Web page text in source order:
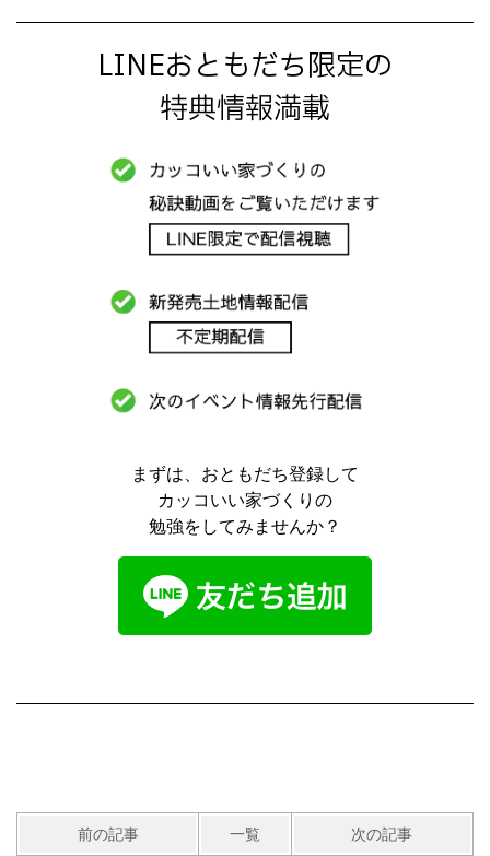
LINEおともだち限定の
特典情報満載
まずは、おともだち登録して
カッコいい家づくりの
勉強をしてみませんか？
前の記事 一覧 次の記事